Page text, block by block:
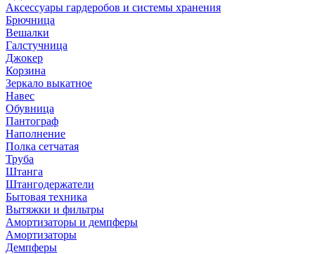
Аксессуары гардеробов и системы хранения
Брючница
Вешалки
Галстучница
Джокер
Корзина
Зеркало выкатное
Навес
Обувница
Пантограф
Наполнение
Полка сетчатая
Труба
Штанга
Штангодержатели
Бытовая техника
Вытяжки и фильтры
Амортизаторы и демпферы
Амортизаторы
Демпферы